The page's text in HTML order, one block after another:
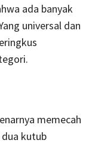
ada banyak
universal dan
memecah
kutub